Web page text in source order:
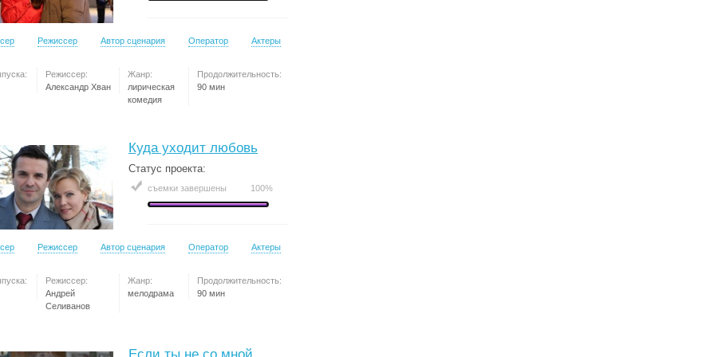
Режиссер Автор сценария Оператор Актеры
Режиссер:
Александр Хван
Жанр:
лирическая
комедия
Продолжительность:
90 мин
Куда уходит любовь
Статус проекта:
съемки завершены 100%
Режиссер Автор сценария Оператор Актеры
Режиссер:
Андрей
Селиванов
Жанр:
мелодрама
Продолжительность:
90 мин